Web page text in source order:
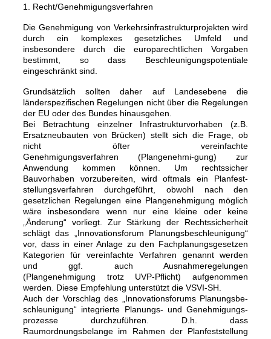
1. Recht/Genehmigungsverfahren
Die Genehmigung von Verkehrsinfrastrukturprojekten wird
durch ein komplexes gesetzliches Umfeld und
insbesondere durch die europarechtlichen Vorgaben
bestimmt, so dass Beschleunigungspotentiale
eingeschränkt sind.
Grundsätzlich sollten daher auf Landesebene die
länderspezifischen Regelungen nicht über die Regelungen
der EU oder des Bundes hinausgehen.
Bei Betrachtung einzelner Infrastrukturvorhaben (z.B.
Ersatzneubauten von Brücken) stellt sich die Frage, ob
nicht öfter vereinfachte
Genehmigungsverfahren (Plangenehmi-gung) zur
Anwendung kommen können. Um rechtssicher
Bauvorhaben vorzubereiten, wird oftmals ein Planfest-
stellungsverfahren durchgeführt, obwohl nach den
gesetzlichen Regelungen eine Plangenehmigung möglich
wäre insbesondere wenn nur eine kleine oder keine
„Änderung“ vorliegt. Zur Stärkung der Rechtssicherheit
schlägt das „Innovationsforum Planungsbeschleunigung“
vor, dass in einer Anlage zu den Fachplanungsgesetzen
Kategorien für vereinfachte Verfahren genannt werden
und ggf. auch Ausnahmeregelungen
(Plangenehmigung trotz UVP-Pflicht) aufgenommen
werden. Diese Empfehlung unterstützt die VSVI-SH.
Auch der Vorschlag des „Innovationsforums Planungsbe-
schleunigung“ integrierte Planungs- und Genehmigungs-
prozesse durchzuführen. D.h. dass
Raumordnungsbelange im Rahmen der Planfeststellung